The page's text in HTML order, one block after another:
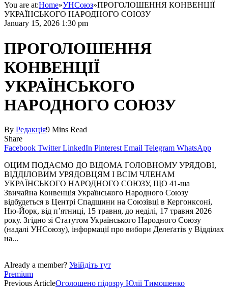
You are at:Home»УНСоюз»ПРОГОЛОШЕННЯ КОНВЕНЦІЇ
УКРАЇНСЬКОГО НАРОДНОГО СОЮЗУ
January 15, 2026 1:30 pm
ПРОГОЛОШЕННЯ
КОНВЕНЦІЇ
УКРАЇНСЬКОГО
НАРОДНОГО СОЮЗУ
By Редакція9 Mins Read
Share
Facebook Twitter LinkedIn Pinterest Email Telegram WhatsApp
ОЦИМ ПОДАЄМО ДО ВІДОМА ГОЛОВНОМУ УРЯДОВІ,
ВІДДІЛОВИМ УРЯДОВЦЯМ І ВСІМ ЧЛЕНАМ
УКРАЇНСЬКОГО НАРОДНОГО СОЮЗУ, ЩО 41-ша
Звичайна Конвенція Українського Народного Союзу
відбудеться в Центрі Спадщини на Союзівці в Кергонксоні,
Ню-Йорк, від п’ятниці, 15 травня, до неділі, 17 травня 2026
року. Згідно зі Статутом Українського Народного Союзу
(надалі УНСоюзу), інформації про вибори Делеґатів у Відділах
на...
Already a member? Увійдіть тут
Premium
Previous ArticleОголошено підозру Юлії Тимошенко